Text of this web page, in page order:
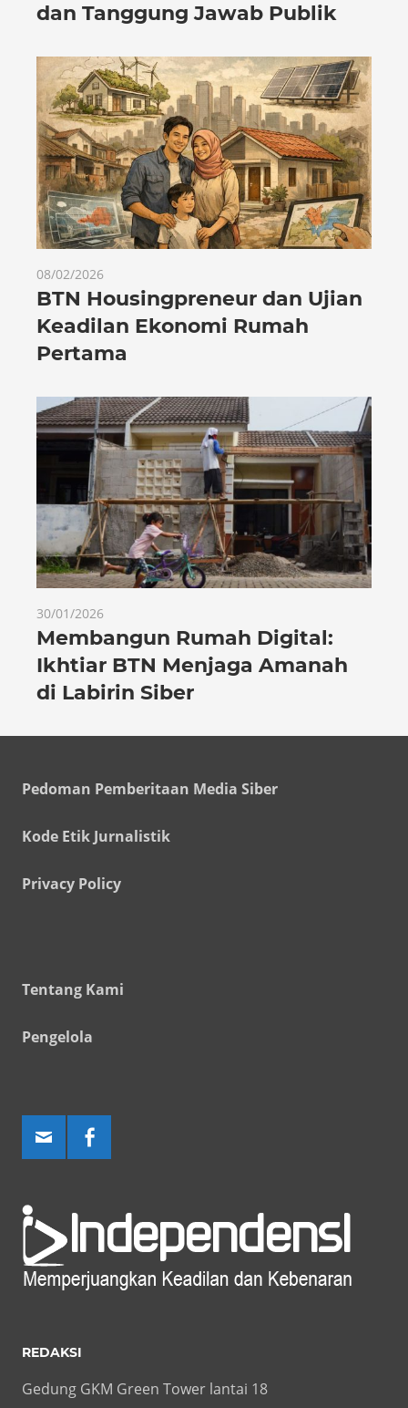
dan Tanggung Jawab Publik
08/02/2026
BTN Housingpreneur dan Ujian
Keadilan Ekonomi Rumah
Pertama
30/01/2026
Membangun Rumah Digital:
Ikhtiar BTN Menjaga Amanah
di Labirin Siber
Pedoman Pemberitaan Media Siber
Kode Etik Jurnalistik
Privacy Policy
Tentang Kami
Pengelola
REDAKSI
Gedung GKM Green Tower lantai 18